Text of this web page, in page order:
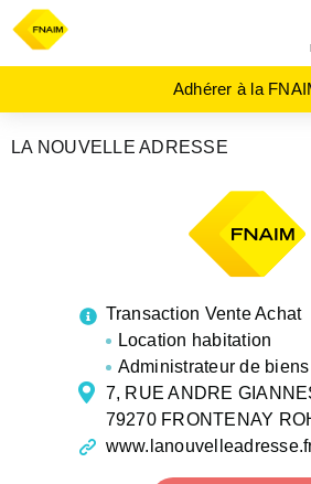
Adhérer à la
LA NOUVELLE ADRESSE
Transaction Vente Achat
Location habitation
Administrateur de biens
7, RUE ANDRE
79270 FRONTENAY